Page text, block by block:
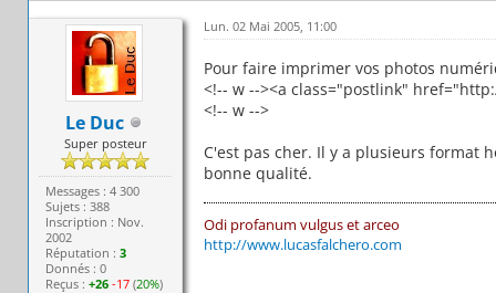
Le Duc
Super posteur
Messages : 4 300
Sujets : 388
Inscription : Nov.
2002
Réputation :3
Donnés : 0
Reçus :+26 -17 (20%)
Lun. 02 Mai 2005, 11:00
Pour faire imprimer vos photos
<!-- w --><a class="postlink"
<!-- w -->
C'est pas cher. Il y a plusieurs format
bonne qualité.
Odi profanum vulgus et arceo
http://www.lucasfalchero.com